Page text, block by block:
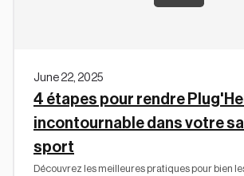
June 22, 2025
4 étapes pour rendre
incontournable dans votre
sport
Découvrez les meilleures pratiques pour bien